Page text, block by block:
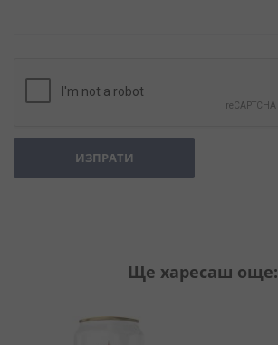
ИЗПРАТИ
Ще харесаш още: